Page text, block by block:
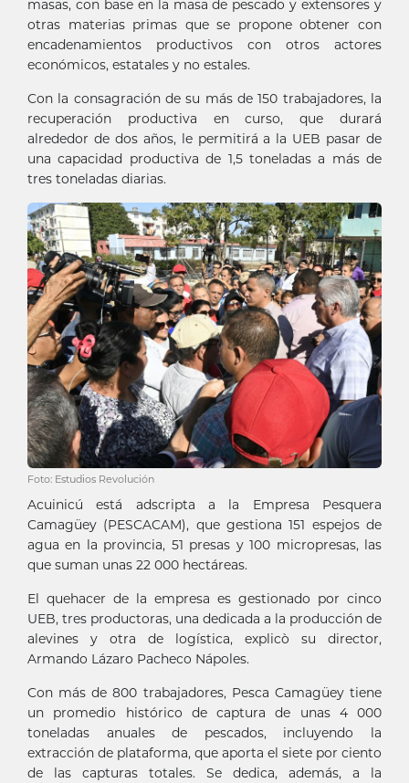
masas, con base en la masa de pescado y extensores y
otras materias primas que se propone obtener con
encadenamientos productivos con otros actores
económicos, estatales y no estales.
Con la consagración de su más de 150 trabajadores, la
recuperación productiva en curso, que durará
alrededor de dos años, le permitirá a la UEB pasar de
una capacidad productiva de 1,5 toneladas a más de
tres toneladas diarias.
Foto: Estudios Revolución
Acuinicú está adscripta a la Empresa Pesquera
Camagüey (PESCACAM), que gestiona 151 espejos de
agua en la provincia, 51 presas y 100 micropresas, las
que suman unas 22 000 hectáreas.
El quehacer de la empresa es gestionado por cinco
UEB, tres productoras, una dedicada a la producción de
alevines y otra de logística, explicò su director,
Armando Lázaro Pacheco Nápoles.
Con más de 800 trabajadores, Pesca Camagüey tiene
un promedio histórico de captura de unas 4 000
toneladas anuales de pescados, incluyendo la
extracción de plataforma, que aporta el siete por ciento
de las capturas totales. Se dedica, además, a la